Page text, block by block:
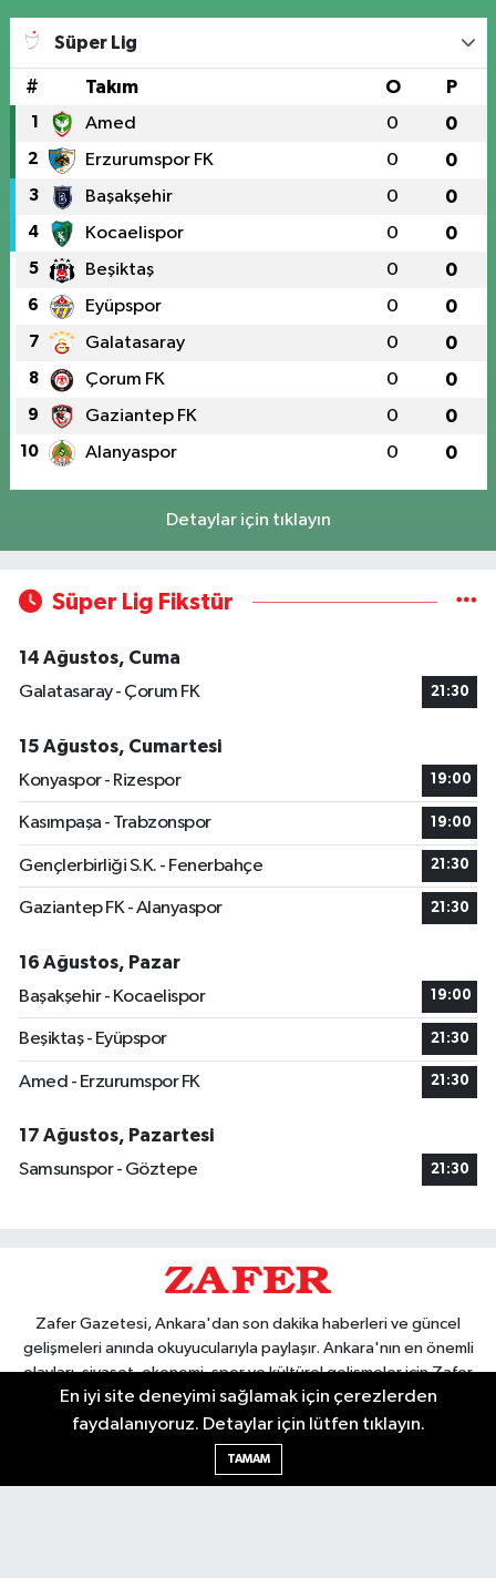
Süper Lig
# Takım O P
1 Amed 0 0
2 Erzurumspor FK 0 0
3 Başakşehir 0 0
4 Kocaelispor 0 0
5 Beşiktaş 0 0
6 Eyüpspor 0 0
7 Galatasaray 0 0
8 Çorum FK 0 0
9 Gaziantep FK 0 0
10 Alanyaspor 0 0
Detaylar için tıklayın
Süper Lig Fikstür
14 Ağustos, Cuma
Galatasaray - Çorum FK
21:30
15 Ağustos, Cumartesi
Konyaspor - Rizespor
19:00
Kasımpaşa - Trabzonspor 19:00
Gençlerbirliği S.K. - Fenerbahçe 21:30
Gaziantep FK - Alanyaspor 21:30
16 Ağustos, Pazar
Başakşehir - Kocaelispor
19:00
Beşiktaş - Eyüpspor 21:30
Amed - Erzurumspor FK 21:30
17 Ağustos, Pazartesi
Samsunspor - Göztepe
21:30
Zafer Gazetesi, Ankara'dan son dakika haberleri ve güncel
gelişmeleri anında okuyucularıyla paylaşır. Ankara'nın en önemli
olayları, siyaset, ekonomi, spor ve kültürel gelişmeler için Zafer
Gazetesi'ni takip edin. Başkentin güvendiği haber kaynağı.
En iyi site deneyimi sağlamak için çerezlerden
faydalanıyoruz. Detaylar için lütfen tıklayın.
TAMAM